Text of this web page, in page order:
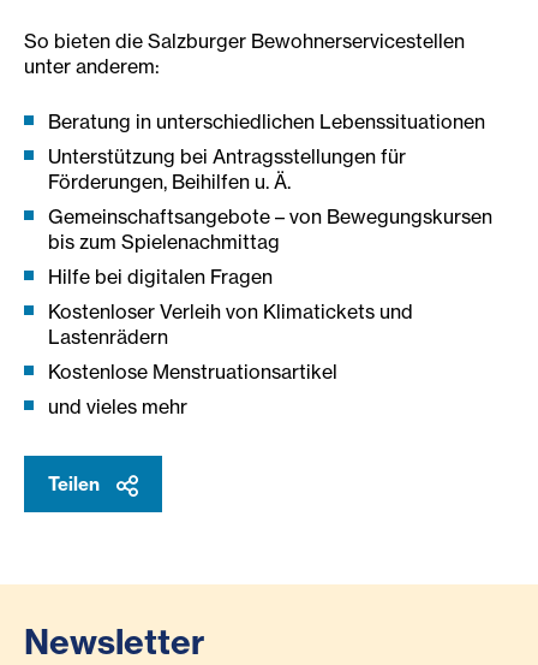
So bieten die Salzburger Bewohnerservicestellen
unter anderem:
Beratung in unterschiedlichen Lebenssituationen
Unterstützung bei Antragsstellungen für
Förderungen, Beihilfen u. Ä.
Gemeinschaftsangebote – von Bewegungskursen
bis zum Spielenachmittag
Hilfe bei digitalen Fragen
Kostenloser Verleih von Klimatickets und
Lastenrädern
Kostenlose Menstruationsartikel
und vieles mehr
Teilen
Newsletter